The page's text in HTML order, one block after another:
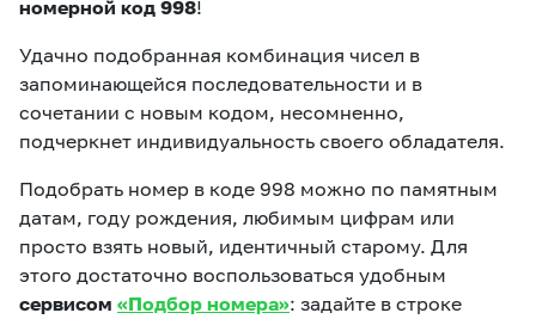
номерной код 998!
Удачно подобранная комбинация чисел в
запоминающейся последовательности и в
сочетании с новым кодом, несомненно,
подчеркнет индивидуальность своего обладателя.
Подобрать номер в коде 998 можно по памятным
датам, году рождения, любимым цифрам или
просто взять новый, идентичный старому. Для
этого достаточно воспользоваться удобным
сервисом «Подбор номера»: задайте в строке